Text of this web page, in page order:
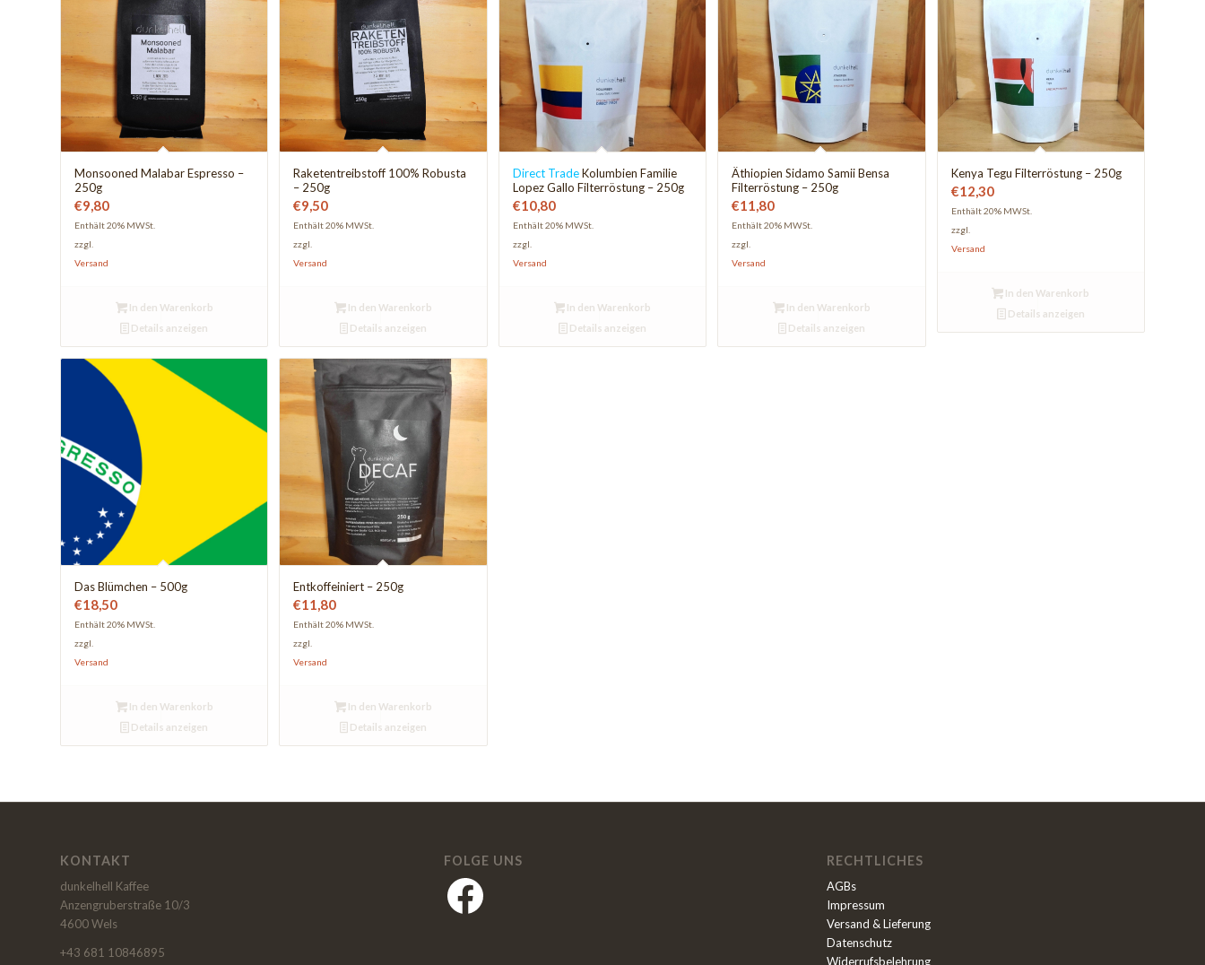
Monsooned Malabar Espresso –
250g
€9,80
Enthält 20% MWSt.
zzgl.
Versand
In den Warenkorb
Details anzeigen
Raketentreibstoff 100% Robusta
– 250g
€9,50
Enthält 20% MWSt.
zzgl.
Versand
In den Warenkorb
Details anzeigen
Direct TradeKolumbien Familie
Lopez Gallo Filterröstung – 250g
€10,80
Enthält 20% MWSt.
zzgl.
Versand
In den Warenkorb
Details anzeigen
Äthiopien Sidamo Samii Bensa
Filterröstung – 250g
€11,80
Enthält 20% MWSt.
zzgl.
Versand
In den Warenkorb
Details anzeigen
Kenya Tegu Filterröstung – 250g
€12,30
Enthält 20% MWSt.
zzgl.
Versand
In den Warenkorb
Details anzeigen
Das Blümchen – 500g
€18,50
Enthält 20% MWSt.
zzgl.
Versand
In den Warenkorb
Details anzeigen
Entkoffeiniert – 250g
€11,80
Enthält 20% MWSt.
zzgl.
Versand
In den Warenkorb
Details anzeigen
KONTAKT
dunkelhell Kaffee
Anzengruberstraße 10/3
4600 Wels
+43 681 10846895
FOLGE UNS RECHTLICHES
AGBs
Impressum
Versand & Lieferung
Datenschutz
Widerrufsbelehrung